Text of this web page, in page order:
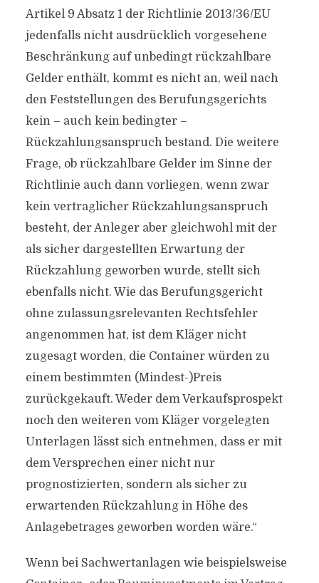
Artikel 9 Absatz 1 der Richtlinie 2013/36/EU
jedenfalls nicht ausdrücklich vorgesehene
Beschränkung auf unbedingt rückzahlbare
Gelder enthält, kommt es nicht an, weil nach
den Feststellungen des Berufungsgerichts
kein – auch kein bedingter –
Rückzahlungsanspruch bestand. Die weitere
Frage, ob rückzahlbare Gelder im Sinne der
Richtlinie auch dann vorliegen, wenn zwar
kein vertraglicher Rückzahlungsanspruch
besteht, der Anleger aber gleichwohl mit der
als sicher dargestellten Erwartung der
Rückzahlung geworben wurde, stellt sich
ebenfalls nicht. Wie das Berufungsgericht
ohne zulassungsrelevanten Rechtsfehler
angenommen hat, ist dem Kläger nicht
zugesagt worden, die Container würden zu
einem bestimmten (Mindest-)Preis
zurückgekauft. Weder dem Verkaufsprospekt
noch den weiteren vom Kläger vorgelegten
Unterlagen lässt sich entnehmen, dass er mit
dem Versprechen einer nicht nur
prognostizierten, sondern als sicher zu
erwartenden Rückzahlung in Höhe des
Anlagebetrages geworben worden wäre.“
Wenn bei Sachwertanlagen wie beispielsweise